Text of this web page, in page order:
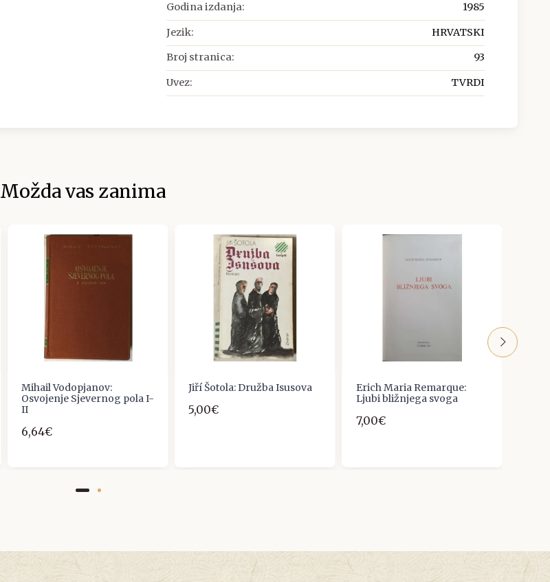
Godina izdanja: 1985
Jezik: HRVATSKI
Broj stranica: 93
Uvez: TVRDI
Možda vas zanima
Mihail Vodopjanov:
Osvojenje Sjevernog pola I-
II
6,64€
Jiří Šotola: Družba Isusova
5,00€
Erich Maria Remarque:
Ljubi bližnjega svoga
7,00€